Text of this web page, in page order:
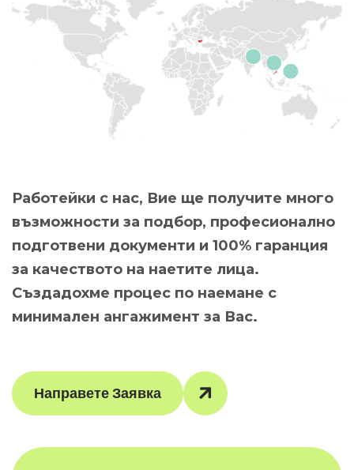
Работейки с нас, Вие ще получите много
възможности за подбор, професионално
подготвени документи и 100% гаранция
за качеството на наетите лица.
Създадохме процес по наемане с
минимален ангажимент за Вас.
Направете Заявка